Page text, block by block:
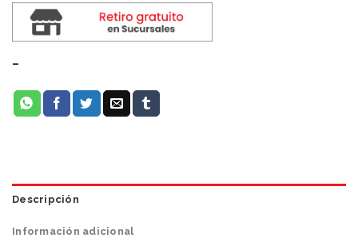
-
Descripción
Información adicional